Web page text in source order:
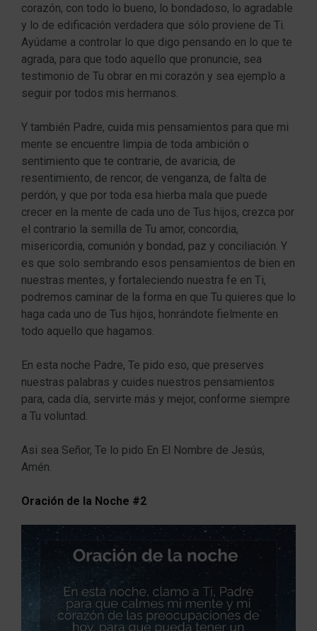
corazón, con todo lo bueno, lo bondadoso, lo agradable
y lo de edificación verdadera que sólo proviene de Ti.
Ayúdame a controlar lo que digo pensando en lo que te
agrada, para que todo aquello que pronuncie, sea
testimonio de Tu obrar en mi corazón y sea ejemplo a
seguir por todos mis hermanos.
Y también Padre, cuida mis pensamientos para que mi
mente se encuentre limpia de toda ambición o
sentimiento que te contrarie, de avaricia, de
resentimiento, de rencor, de venganza, de falta de
perdón, y que por toda esa hierba mala que puede
crecer en la mente de cada uno de Tus hijos, crezca por
el contrario la semilla de Tu amor, concordia,
misericordia, comunión y bondad, paz y conciliación. Y
es que solo sembrando esos pensamientos de bien en
nuestras mentes, y fortaleciendo nuestra fe en Ti,
podremos caminar de la forma en que Tu quieres que lo
haga cada uno de Tus hijos, honrándote fielmente en
todo aquello que hagamos.
En esta noche Padre, Te pido eso, que preserves
nuestras palabras y cuides nuestros pensamientos
para, cada día, servirte más y mejor, conforme siempre
a Tu voluntad.
Asi sea Señor, Te lo pido En El Nombre de Jesús,
Amén.
Oración de la Noche #2